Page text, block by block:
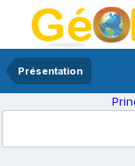
Présentation